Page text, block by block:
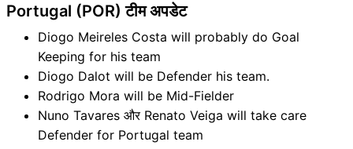
Portugal (POR) टीम अपडेट
Diogo Meireles Costa will probably do Goal
Keeping for his team
Diogo Dalot will be Defender his team.
Rodrigo Mora will be Mid-Fielder
Nuno Tavares और Renato Veiga will take care
Defender for Portugal team